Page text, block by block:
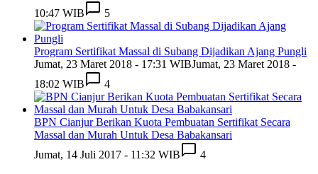
10:47 WIB
5
Program Sertifikat Massal di Subang Dijadikan Ajang Pungli
Jumat, 23 Maret 2018 - 17:31 WIBJumat, 23 Maret 2018 -
18:02 WIB
4
BPN Cianjur Berikan Kuota Pembuatan Sertifikat Secara
Massal dan Murah Untuk Desa Babakansari
Jumat, 14 Juli 2017 - 11:32 WIB
4